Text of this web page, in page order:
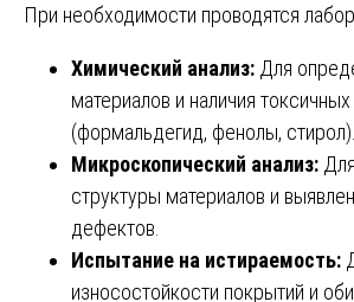
При необходимости проводятся
Химический анализ: Для
материалов и наличия
(формальдегид, фенолы, стирол).
Микроскопический анализ:
структуры материалов и
дефектов.
Испытание на истираемость:
износостойкости покрытий и